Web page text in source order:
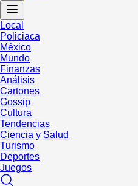
Local
Policiaca
México
Mundo
Finanzas
Análisis
Cartones
Gossip
Cultura
Tendencias
Ciencia y Salud
Turismo
Deportes
Juegos